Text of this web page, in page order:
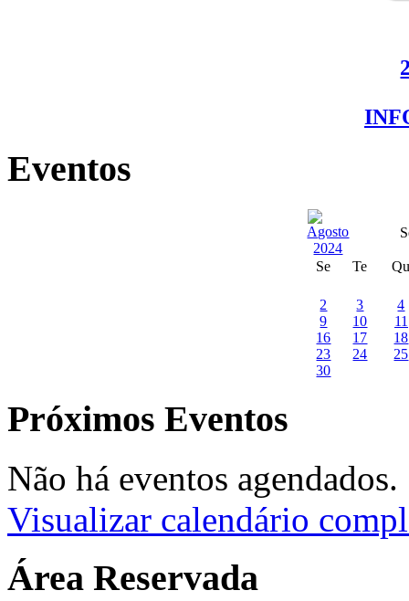
Eventos
Se Te
2 3
4
9
10
11
16
17
18
23
24
25
30
Próximos Eventos
Não há eventos agendados.
Visualizar calendário
Área Reservada